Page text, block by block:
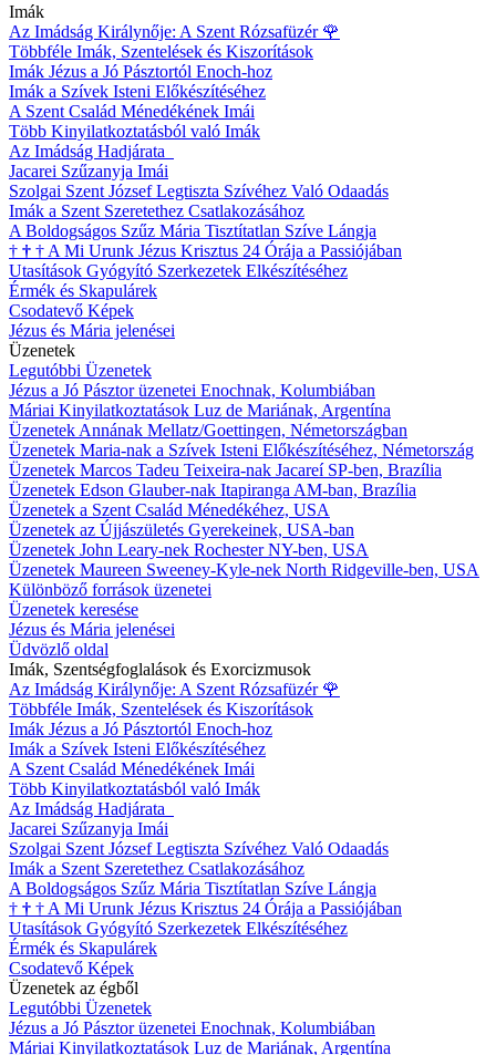
Imák
Az Imádság Királynője: A Szent Rózsafüzér 🌹
Többféle Imák, Szentelések és Kiszorítások
Imák Jézus a Jó Pásztortól Enoch-hoz
Imák a Szívek Isteni Előkészítéséhez
A Szent Család Ménedékének Imái
Több Kinyilatkoztatásból való Imák
Az Imádság Hadjárata
Jacarei Szűzanyja Imái
Szolgai Szent József Legtiszta Szívéhez Való Odaadás
Imák a Szent Szeretethez Csatlakozásához
A Boldogságos Szűz Mária Tisztítatlan Szíve Lángja
† † † A Mi Urunk Jézus Krisztus 24 Órája a Passiójában
Utasítások Gyógyító Szerkezetek Elkészítéséhez
Érmék és Skapulárek
Csodatevő Képek
Jézus és Mária jelenései
Üzenetek
Legutóbbi Üzenetek
Jézus a Jó Pásztor üzenetei Enochnak, Kolumbiában
Máriai Kinyilatkoztatások Luz de Mariának, Argentína
Üzenetek Annának Mellatz/Goettingen, Németországban
Üzenetek Maria-nak a Szívek Isteni Előkészítéséhez, Németország
Üzenetek Marcos Tadeu Teixeira-nak Jacareí SP-ben, Brazília
Üzenetek Edson Glauber-nak Itapiranga AM-ban, Brazília
Üzenetek a Szent Család Ménedékéhez, USA
Üzenetek az Újjászületés Gyerekeinek, USA-ban
Üzenetek John Leary-nek Rochester NY-ben, USA
Üzenetek Maureen Sweeney-Kyle-nek North Ridgeville-ben, USA
Különböző források üzenetei
Üzenetek keresése
Jézus és Mária jelenései
Üdvözlő oldal
Imák, Szentségfoglalások és Exorcizmusok
Az Imádság Királynője: A Szent Rózsafüzér 🌹
Többféle Imák, Szentelések és Kiszorítások
Imák Jézus a Jó Pásztortól Enoch-hoz
Imák a Szívek Isteni Előkészítéséhez
A Szent Család Ménedékének Imái
Több Kinyilatkoztatásból való Imák
Az Imádság Hadjárata
Jacarei Szűzanyja Imái
Szolgai Szent József Legtiszta Szívéhez Való Odaadás
Imák a Szent Szeretethez Csatlakozásához
A Boldogságos Szűz Mária Tisztítatlan Szíve Lángja
† † † A Mi Urunk Jézus Krisztus 24 Órája a Passiójában
Utasítások Gyógyító Szerkezetek Elkészítéséhez
Érmék és Skapulárek
Csodatevő Képek
Üzenetek az égből
Legutóbbi Üzenetek
Jézus a Jó Pásztor üzenetei Enochnak, Kolumbiában
Máriai Kinyilatkoztatások Luz de Mariának, Argentína